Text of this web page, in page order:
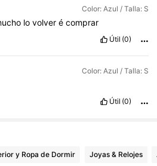
Color: Azul / Talla: S
lovolverécomprar
Útil (0)
Color: Azul / Talla: S
Útil (0)
y Ropa de Dormir Joyas & Relojes